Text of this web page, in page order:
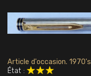
Article d'occasion. 1970's
État :